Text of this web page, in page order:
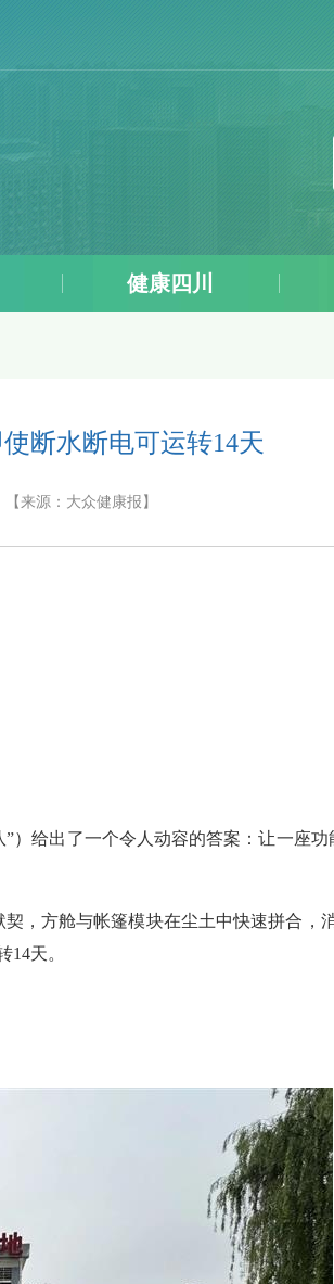
健康四川
断水断电可运转14天
【来源： 大众健康报 】
给出了一个令人动容的答案：让一座功
，方舱与帐篷模块在尘土中快速拼合，
天。